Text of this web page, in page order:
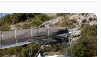
Dufour Catamaran 48